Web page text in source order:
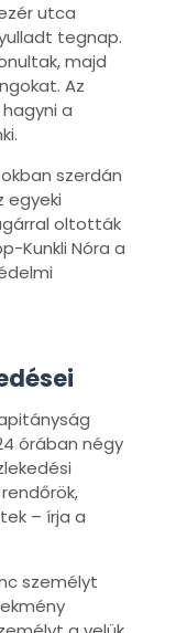
utca
tegnap.
majd
Az
a
szerdán
egyeki
oltották
Kunkli Nóra a
órában négy
– írja a
személyt